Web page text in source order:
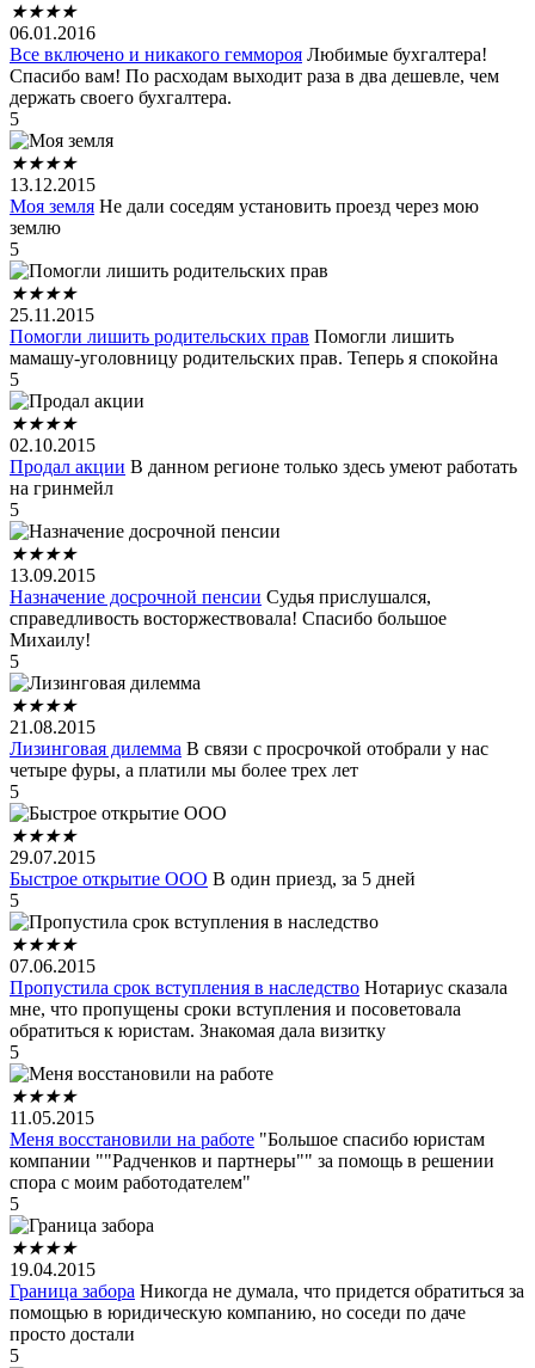
★★★★
06.01.2016
Все включено и никакого геммороя Любимые бухгалтера!
Спасибо вам! По расходам выходит раза в два дешевле, чем
держать своего бухгалтера.
5
★★★★
13.12.2015
Моя земля Не дали соседям установить проезд через мою
землю
5
★★★★
25.11.2015
Помогли лишить родительских прав Помогли лишить
мамашу-уголовницу родительских прав. Теперь я спокойна
5
★★★★
02.10.2015
Продал акции В данном регионе только здесь умеют работать
на гринмейл
5
★★★★
13.09.2015
Назначение досрочной пенсии Судья прислушался,
справедливость восторжествовала! Спасибо большое
Михаилу!
5
★★★★
21.08.2015
Лизинговая дилемма В связи с просрочкой отобрали у нас
четыре фуры, а платили мы более трех лет
5
★★★★
29.07.2015
Быстрое открытие ООО В один приезд, за 5 дней
5
★★★★
07.06.2015
Пропустила срок вступления в наследство Нотариус сказала
мне, что пропущены сроки вступления и посоветовала
обратиться к юристам. Знакомая дала визитку
5
★★★★
11.05.2015
Меня восстановили на работе "Большое спасибо юристам
компании ""Радченков и партнеры"" за помощь в решении
спора с моим работодателем"
5
★★★★
19.04.2015
Граница забора Никогда не думала, что придется обратиться за
помощью в юридическую компанию, но соседи по даче
просто достали
5